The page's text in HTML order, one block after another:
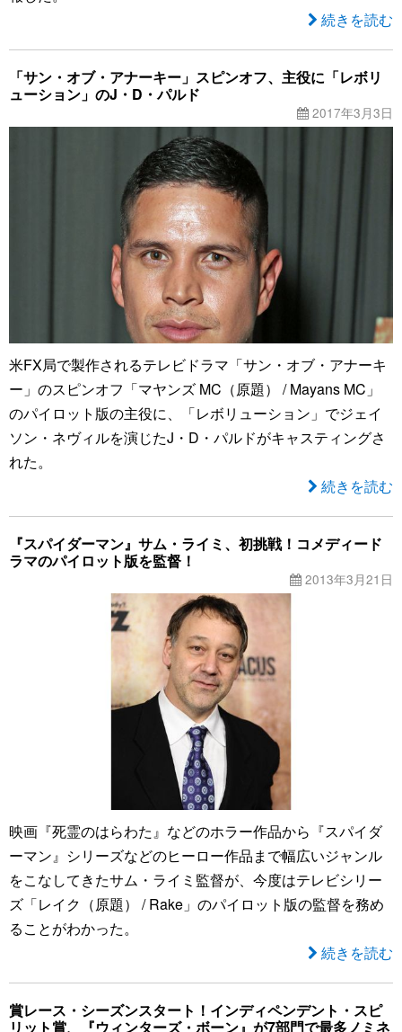
続きを読む
「サン・オブ・アナーキー」スピンオフ、主役に「レボリ
ューション」のJ・D・パルド
2017年3月3日
米FX局で製作されるテレビドラマ「サン・オブ・アナーキ
ー」のスピンオフ「マヤンズ MC（原題） / Mayans MC」
のパイロット版の主役に、「レボリューション」でジェイ
ソン・ネヴィルを演じたJ・D・パルドがキャスティングさ
れた。
続きを読む
『スパイダーマン』サム・ライミ、初挑戦！コメディード
ラマのパイロット版を監督！
2013年3月21日
映画『死霊のはらわた』などのホラー作品から『スパイダ
ーマン』シリーズなどのヒーロー作品まで幅広いジャンル
をこなしてきたサム・ライミ監督が、今度はテレビシリー
ズ「レイク（原題） / Rake」のパイロット版の監督を務め
ることがわかった。
続きを読む
賞レース・シーズンスタート！インディペンデント・スピ
リット賞、『ウィンターズ・ボーン』が7部門で最多ノミネ